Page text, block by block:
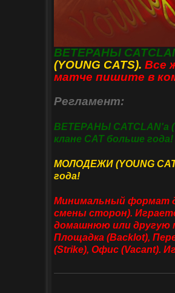
ВЕТЕРАНЫ
(YOUNG CATS). Все
матче пишите в
Регламент:
ВЕТЕРАНЫ CATCLAN'а
клане CAT больше года!
МОЛОДЕЖИ (YOUNG
года!
Минимальный формат
смены сторон).
домашнюю или другую
Площадка (Backlot),
(Strike), Офис (Vacant).